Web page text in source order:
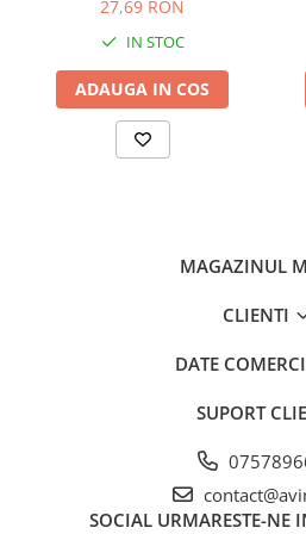
Consumabile masini gradinarit
Foarfeci gradinarit
Gratare gradina
Ustensile Gratar
Produse vinificatie
Accesorii generatoare electrice
Accesorii pistoale de lipit
Accesorii polizare si slefuire
Bomfaiere si fierastraie
Chei si truse chei
27,69 RON
IN STOC
ADAUGA IN COS
MAGAZINUL
CLIENTI
DATE
SUPORT
SOCIAL URMARESTE-NE